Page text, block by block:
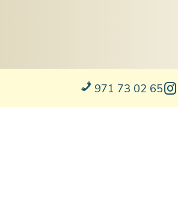
971 73 02 65